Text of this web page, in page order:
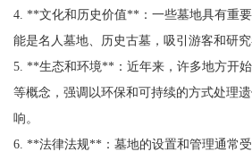
4. **文化和历史价值**：一些墓地具有重
能是名人墓地、历史古墓，吸引游客和研究
5. **生态和环境**：近年来，许多地方开
等概念，强调以环保和可持续的方式处理
响。
6. **法律法规**：墓地的设置和管理通常